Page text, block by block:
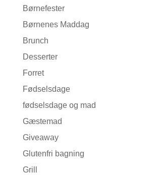
Børnefester
Børnenes Maddag
Brunch
Desserter
Forret
Fødselsdage
fødselsdage og mad
Gæstemad
Giveaway
Glutenfri bagning
Grill